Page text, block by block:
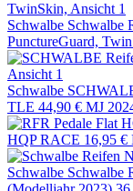
Schwalbe Schwalbe
PunctureGuard,
Schwalbe
TLE 44,90 € MJ
HQP RACE 16,95 €
Schwalbe Schwalbe